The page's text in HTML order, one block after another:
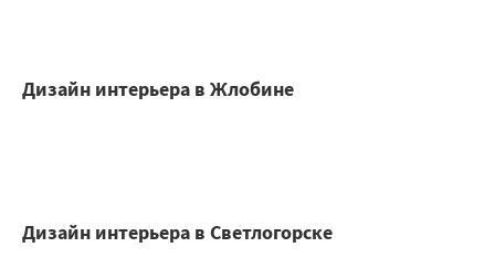
Дизайн интерьера в Жлобине
Дизайн интерьера в Светлогорске